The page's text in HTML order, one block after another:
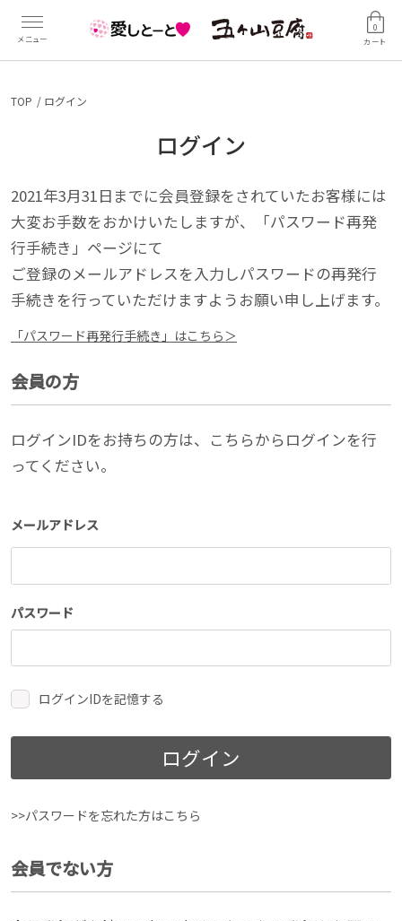
カート
0
TOP ログイン
ログイン
2021年3月31日までに会員登録をされていたお客様には
大変お手数をおかけいたしますが、「パスワード再発
行手続き」ページにて
ご登録のメールアドレスを入力しパスワードの再発行
手続きを行っていただけますようお願い申し上げます。
「パスワード再発行手続き」はこちら＞
会員の方
ログインIDをお持ちの方は、こちらからログインを行
ってください。
メールアドレス
パスワード
ログインIDを記憶する
ログイン
>>パスワードを忘れた方はこちら
会員でない方